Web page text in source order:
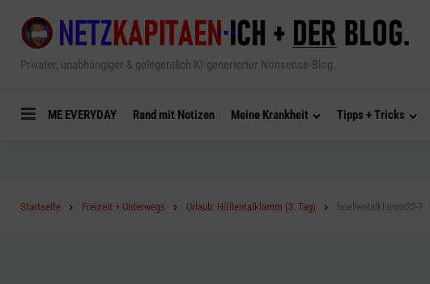
Privater, unabhängiger & gelegentlich KI-generierter Nonsense-Blog.
Menu
ME EVERYDAY Rand mit Notizen Meine Krankheit Tipps + Tricks
Startseite Freizeit + Unterwegs Urlaub: Höllentalklamm (3. Tag) hoellentalklamm23-7